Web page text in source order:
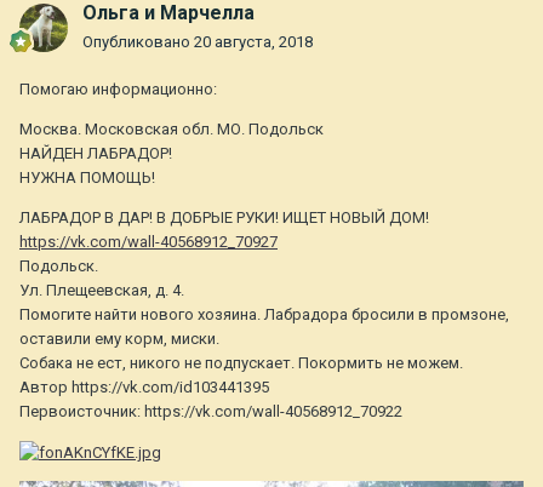
Ольга и Марчелла
Опубликовано 20 августа, 2018
Помогаю информационно:
Москва. Московская обл. МО. Подольск
НАЙДЕН ЛАБРАДОР!
НУЖНА ПОМОЩЬ!
ЛАБРАДОР В ДАР! В ДОБРЫЕ РУКИ! ИЩЕТ НОВЫЙ ДОМ!
https://vk.com/wall-40568912_70927
Подольск.
Ул. Плещеевская, д. 4.
Помогите найти нового хозяина. Лабрадора бросили в промзоне,
оставили ему корм, миски.
Собака не ест, никого не подпускает. Покормить не можем.
Автор https://vk.com/id103441395
Первоисточник: https://vk.com/wall-40568912_70922